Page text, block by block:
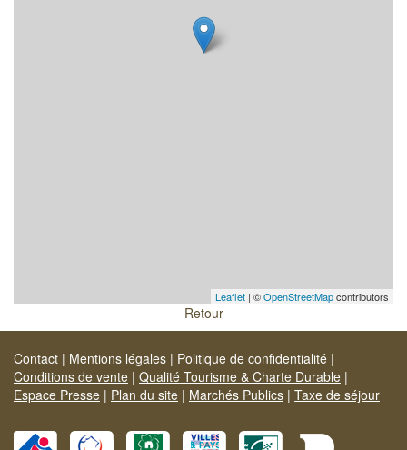
Leaflet | ©OpenStreetMapcontributors
Retour
Contact | Mentions légales | Politique de confidentialité |
Conditions de vente | Qualité Tourisme & Charte Durable |
Espace Presse | Plan du site | Marchés Publics | Taxe de séjour